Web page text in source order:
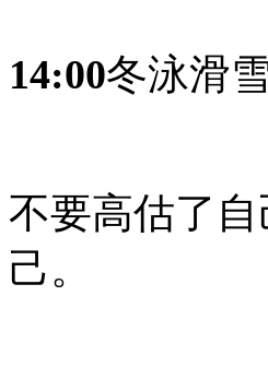
14:00冬泳滑
不要高估了
己。